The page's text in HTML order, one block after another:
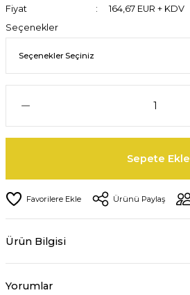
Fiyat
164,67 EUR + KDV
Seçenekler
Sepete Ekle
Ürünü Paylaş
Ürün Bilgisi
Yorumlar